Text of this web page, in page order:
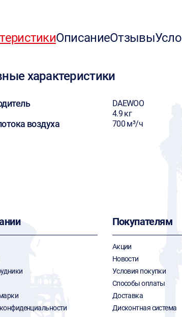
ОписаниеОтзывы
характеристики
DAEWOO
4.9 кг
воздуха 700 м³/ч
Покупателям
Акции
Новости
Условия покупки
Способы оплаты
Доставка
Дисконтная система